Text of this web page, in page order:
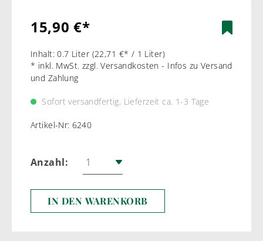
15,90 €*
Inhalt:0.7 Liter (22,71 €* / 1 Liter)
* inkl. MwSt. zzgl. Versandkosten - Infos zu Versand
und Zahlung
Sofort versandfertig, Lieferzeit ca. 1-3 Tage
Artikel-Nr: 6240
Anzahl:
IN DEN WARENKORB